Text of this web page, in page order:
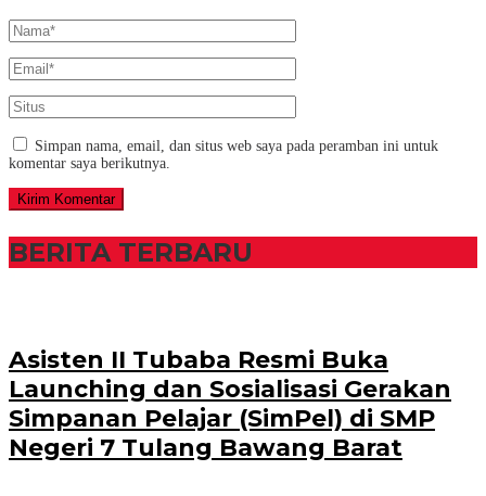
Simpan nama, email, dan situs web saya pada peramban ini untuk
komentar saya berikutnya.
BERITA TERBARU
Asisten II Tubaba Resmi Buka
Launching dan Sosialisasi Gerakan
Simpanan Pelajar (SimPel) di SMP
Negeri 7 Tulang Bawang Barat